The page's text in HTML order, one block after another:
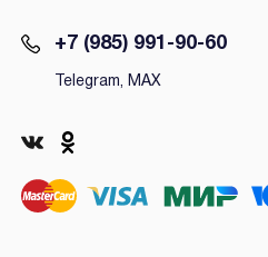
+7 (985) 991-90-60
Telegram, MAX